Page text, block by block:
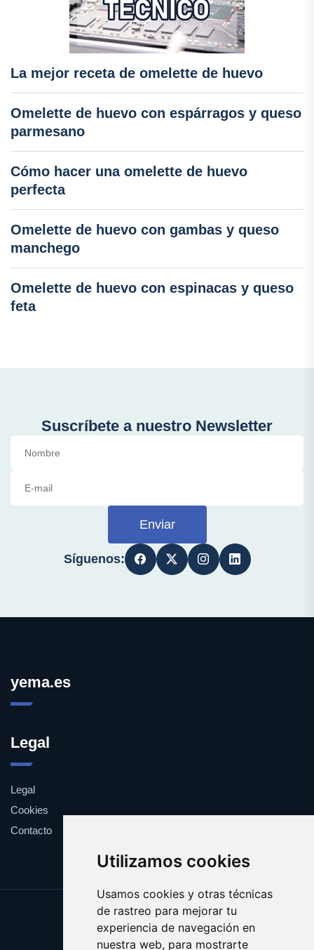
Utilizamos cookies
Usamos cookies y otras técnicas
de rastreo para mejorar tu
experiencia de navegación en
nuestra web, para mostrarte
La mejor receta de omelette de huevo
Omelette de huevo con espárragos y queso
parmesano
Cómo hacer una omelette de huevo
perfecta
Omelette de huevo con gambas y queso
manchego
Omelette de huevo con espinacas y queso
feta
Suscríbete a nuestro Newsletter
Enviar
Síguenos:
yema.es
Legal
Legal
Cookies
Contacto
Update cookies preferences
Copyright © 2025 yema.es